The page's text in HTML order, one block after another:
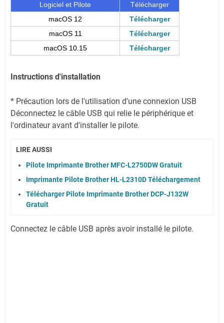
Logiciel et Pilote
Télécharger
macOS 12
Télécharger
macOS 11
Télécharger
macOS 10.15
Télécharger
Instructions d'installation
* Précaution lors de l'utilisation d'une connexion USB
Déconnectez le câble USB qui relie le périphérique et
l'ordinateur avant d'installer le pilote.
LIRE AUSSI
Pilote Imprimante Brother MFC-L2750DW Gratuit
Imprimante Pilote Brother HL-L2310D Téléchargement
Télécharger Pilote Imprimante Brother DCP-J132W
Gratuit
Connectez le câble USB après avoir installé le pilote.